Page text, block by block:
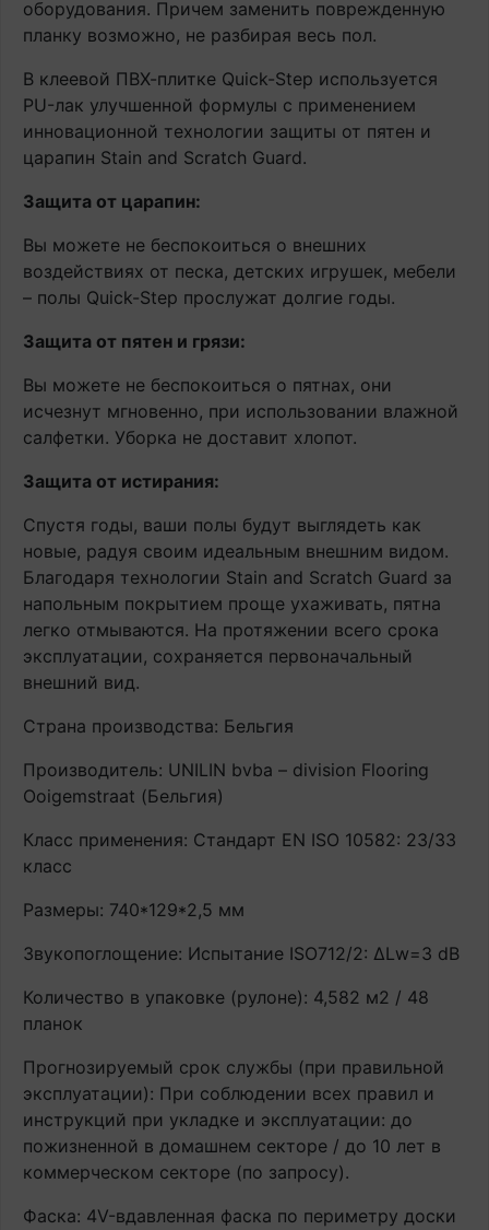
оборудования. Причем заменить поврежденную
планку возможно, не разбирая весь пол.
В клеевой ПВХ-плитке Quick-Step используется
PU-лак улучшенной формулы с применением
инновационной технологии защиты от пятен и
царапин Stain and Scratch Guard.
Защита от царапин:
Вы можете не беспокоиться о внешних
воздействиях от песка, детских игрушек, мебели
– полы Quick-Step прослужат долгие годы.
Защита от пятен и грязи:
Вы можете не беспокоиться о пятнах, они
исчезнут мгновенно, при использовании влажной
салфетки. Уборка не доставит хлопот.
Защита от истирания:
Спустя годы, ваши полы будут выглядеть как
новые, радуя своим идеальным внешним видом.
Благодаря технологии Stain and Scratch Guard за
напольным покрытием проще ухаживать, пятна
легко отмываются. На протяжении всего срока
эксплуатации, сохраняется первоначальный
внешний вид.
Страна производства: Бельгия
Производитель: UNILIN bvba – division Flooring
Ooigemstraat (Бельгия)
Класс применения: Стандарт EN ISO 10582: 23/33
класс
Размеры: 740*129*2,5 мм
Звукопоглощение: Испытание ISO712/2: ∆Lw=3 dB
Количество в упаковке (рулоне): 4,582 м2 / 48
планок
Прогнозируемый срок службы (при правильной
эксплуатации): При соблюдении всех правил и
инструкций при укладке и эксплуатации: до
пожизненной в домашнем секторе / до 10 лет в
коммерческом секторе (по запросу).
Фаска: 4V-вдавленная фаска по периметру доски